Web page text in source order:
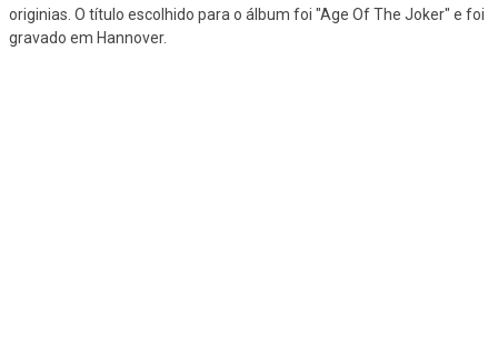
originias. O título escolhido para o álbum foi "Age Of The Joker" e foi
gravado em Hannover.